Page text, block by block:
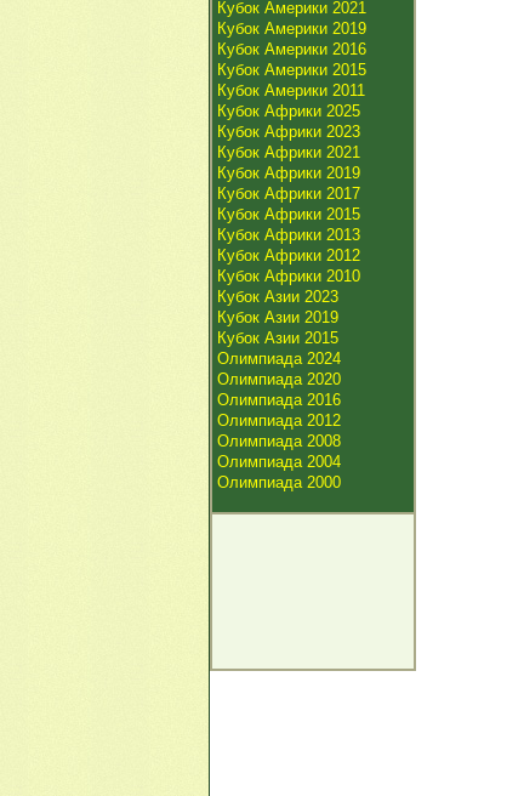
Кубок Америки 2021
Кубок Америки 2019
Кубок Америки 2016
Кубок Америки 2015
Кубок Америки 2011
Кубок Африки 2025
Кубок Африки 2023
Кубок Африки 2021
Кубок Африки 2019
Кубок Африки 2017
Кубок Африки 2015
Кубок Африки 2013
Кубок Африки 2012
Кубок Африки 2010
Кубок Азии 2023
Кубок Азии 2019
Кубок Азии 2015
Олимпиада 2024
Олимпиада 2020
Олимпиада 2016
Олимпиада 2012
Олимпиада 2008
Олимпиада 2004
Олимпиада 2000